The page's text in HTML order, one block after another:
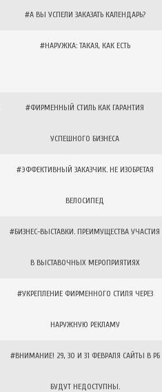
#А ВЫ УСПЕЛИ ЗАКАЗАТЬ КАЛЕНДАРЬ?
#НАРУЖКА: ТАКАЯ, КАК ЕСТЬ
#ФИРМЕННЫЙ СТИЛЬ КАК ГАРАНТИЯ
УСПЕШНОГО БИЗНЕСА
#ЭФФЕКТИВНЫЙ ЗАКАЗЧИК. НЕ ИЗОБРЕТАЯ
ВЕЛОСИПЕД
#БИЗНЕС-ВЫСТАВКИ. ПРЕИМУЩЕСТВА УЧАСТИЯ
В ВЫСТАВОЧНЫХ МЕРОПРИЯТИЯХ
#УКРЕПЛЕНИЕ ФИРМЕННОГО СТИЛЯ ЧЕРЕЗ
НАРУЖНУЮ РЕКЛАМУ
#ВНИМАНИЕ! 29, 30 И 31 ФЕВРАЛЯ САЙТЫ В РБ
БУДУТ НЕДОСТУПНЫ.